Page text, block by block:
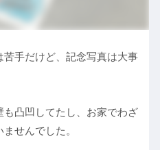
手だけど、記念写真は大事
凸凹してたし、お家でわざ
せんでした。